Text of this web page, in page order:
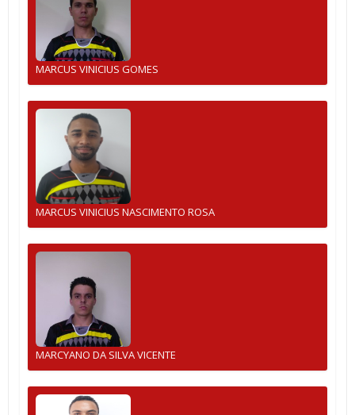
MARCUS VINICIUS GOMES
MARCUS VINICIUS NASCIMENTO ROSA
MARCYANO DA SILVA VICENTE